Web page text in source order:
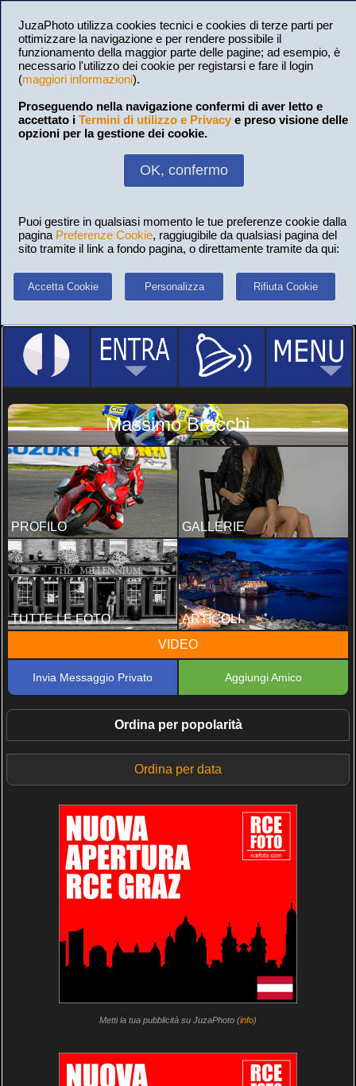
JuzaPhoto utilizza cookies tecnici e cookies di terze parti per
ottimizzare la navigazione e per rendere possibile il
funzionamento della maggior parte delle pagine; ad esempio, è
necessario l'utilizzo dei cookie per registarsi e fare il login
(maggiori informazioni).
Proseguendo nella navigazione confermi di aver letto e
accettato i Termini di utilizzo e Privacy e preso visione delle
opzioni per la gestione dei cookie.
OK, confermo
Puoi gestire in qualsiasi momento le tue preferenze cookie dalla
pagina Preferenze Cookie, raggiugibile da qualsiasi pagina del
sito tramite il link a fondo pagina, o direttamente tramite da qui:
Accetta Cookie Personalizza Rifiuta Cookie
Massimo Bracchi
PROFILO GALLERIE
TUTTE LE FOTO
ARTICOLI
VIDEO
Invia Messaggio Privato Aggiungi Amico
Ordina per popolarità
Ordina per data
Metti la tua pubblicità su JuzaPhoto (info)